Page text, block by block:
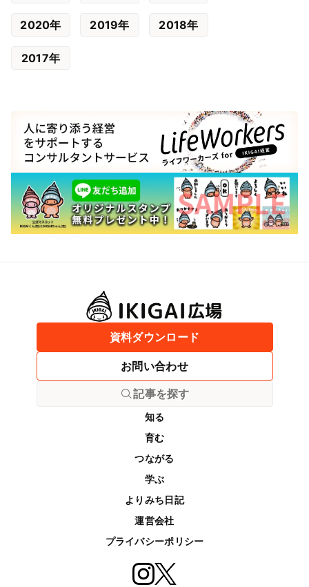
2020年 2019年 2018年
2017年
資料ダウンロード
お問い合わせ
記事を探す
知る
育む
つながる
学ぶ
よりみち日記
運営会社
プライバシーポリシー